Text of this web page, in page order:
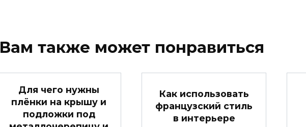
Вам также может понравиться
Для чего нужны
плёнки на крышу и
подложки под
Как использовать
французский стиль
в интерьере